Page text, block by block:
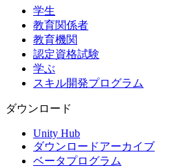
学生
教育関係者
教育機関
認定資格試験
学ぶ
スキル開発プログラム
ダウンロード
Unity Hub
ダウンロードアーカイブ
ベータプログラム